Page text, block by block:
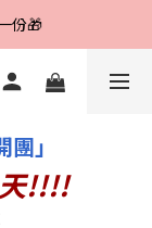
元
份🎁
元
」
!!!!